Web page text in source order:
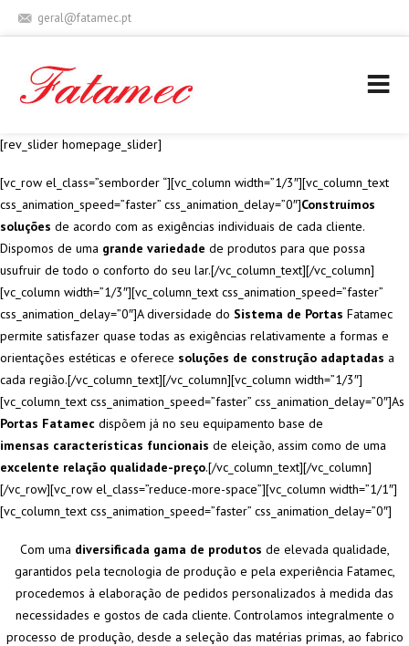
geral@fatamec.pt
[rev_slider homepage_slider]
[vc_row el_class=”semborder “][vc_column width=”1/3″][vc_column_text
css_animation_speed=”faster” css_animation_delay=”0″]Construímos
soluções de acordo com as exigências individuais de cada cliente.
Dispomos de uma grande variedade de produtos para que possa
usufruir de todo o conforto do seu lar.[/vc_column_text][/vc_column]
[vc_column width=”1/3″][vc_column_text css_animation_speed=”faster”
css_animation_delay=”0″]A diversidade do Sistema de Portas Fatamec
permite satisfazer quase todas as exigências relativamente a formas e
orientações estéticas e oferece soluções de construção adaptadas a
cada região.[/vc_column_text][/vc_column][vc_column width=”1/3″]
[vc_column_text css_animation_speed=”faster” css_animation_delay=”0″]As
Portas Fatamec dispõem já no seu equipamento base de
imensas características funcionais de eleição, assim como de uma
excelente relação qualidade-preço.[/vc_column_text][/vc_column]
[/vc_row][vc_row el_class=”reduce-more-space”][vc_column width=”1/1″]
[vc_column_text css_animation_speed=”faster” css_animation_delay=”0″]
Com uma diversificada gama de produtos de elevada qualidade,
garantidos pela tecnologia de produção e pela experiência Fatamec,
procedemos à elaboração de pedidos personalizados à medida das
necessidades e gostos de cada cliente. Controlamos integralmente o
processo de produção, desde a seleção das matérias primas, ao fabrico